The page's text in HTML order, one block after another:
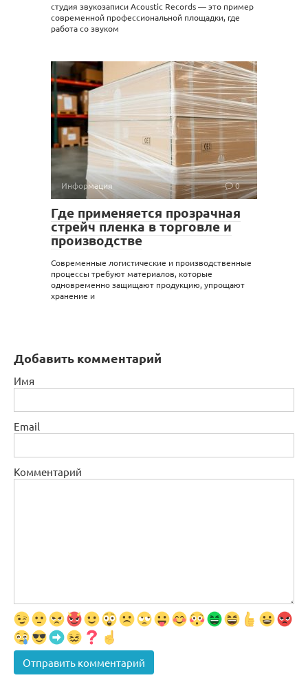
студия звукозаписи Acoustic Records — это пример
современной профессиональной площадки, где
работа со звуком
Информация 0
Где применяется прозрачная
стрейч пленка в торговле и
производстве
Современные логистические и производственные
процессы требуют материалов, которые
одновременно защищают продукцию, упрощают
хранение и
Добавить комментарий
Имя
Email
Комментарий